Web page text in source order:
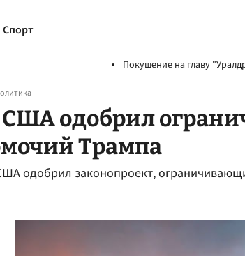
Спорт
Покушение на главу
США одобрил
Трампа
одобрил законопроект,